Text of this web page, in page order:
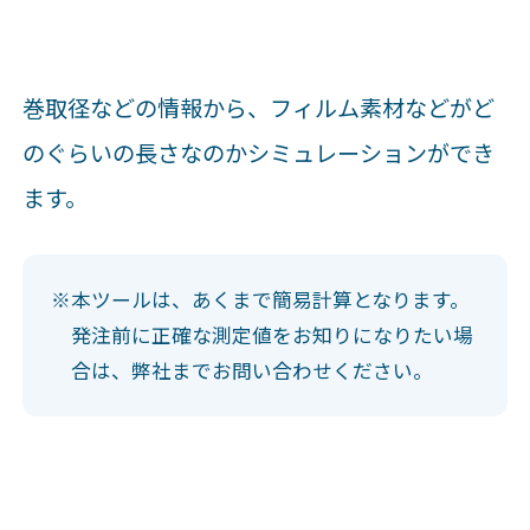
巻取径などの情報から、フィルム素材などがど
のぐらいの長さなのかシミュレーションができ
ます。
※本ツールは、あくまで簡易計算となります。
発注前に正確な測定値をお知りになりたい場
合は、弊社までお問い合わせください。